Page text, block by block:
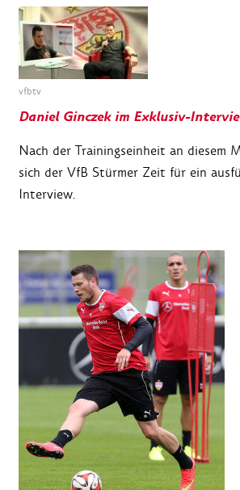
vfbtv
Daniel Ginczek im Exklusiv-
Nach der Trainingseinheit an diesem
sich der VfB Stürmer Zeit für ein
Interview.